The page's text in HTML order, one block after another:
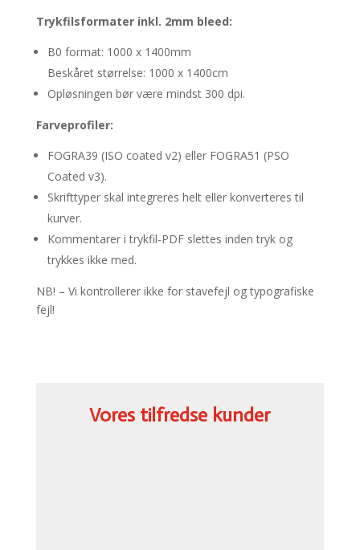
Trykfilsformater inkl. 2mm bleed:
B0 format: 1000 x 1400mm
Beskåret størrelse: 1000 x 1400cm
Opløsningen bør være mindst 300 dpi.
Farveprofiler:
FOGRA39 (ISO coated v2) eller FOGRA51 (PSO
Coated v3).
Skrifttyper skal integreres helt eller konverteres til
kurver.
Kommentarer i trykfil-PDF slettes inden tryk og
trykkes ikke med.
NB! – Vi kontrollerer ikke for stavefejl og typografiske
fejl!
Vores tilfredse kunder